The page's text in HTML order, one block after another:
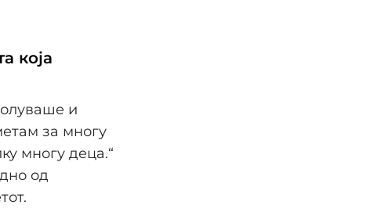
која
и
за многу
многу деца.“
од